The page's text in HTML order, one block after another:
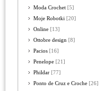
Moda Crochet [5]
Moje Robotki [20]
Online [13]
Ottobre design [8]
Pacios [16]
Penelope [21]
Phildar [77]
Ponto de Cruz e Croche [26]